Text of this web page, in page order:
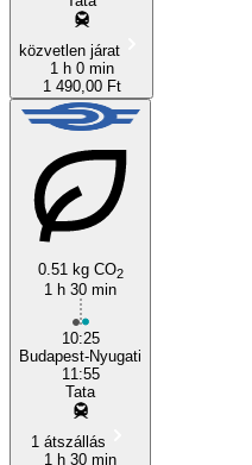
közvetlen járat
1 h 0 min
1 490,00 Ft
0.51 kg CO2
1 h 30 min
10:25
Budapest-Nyugati
11:55
Tata
1 átszállás
1 h 30 min